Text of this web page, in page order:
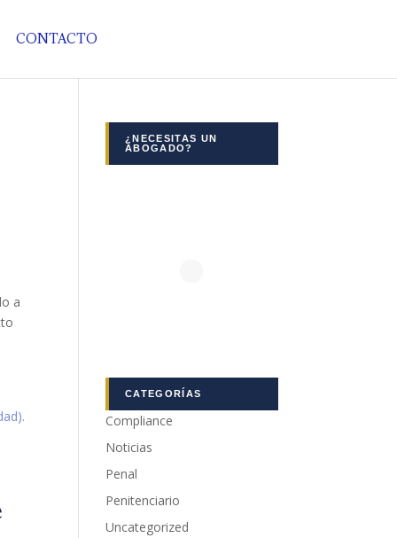
CONTACTO
a
¿NECESITAS UN
ABOGADO?
CATEGORÍAS
Compliance
Noticias
Penal
Penitenciario
Uncategorized